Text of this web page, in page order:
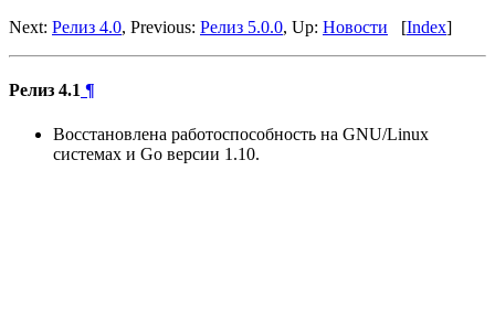
Next: Релиз 4.0, Previous: Релиз 5.0.0, Up: Новости [Index]
Релиз 4.1 ¶
Восстановлена работоспособность на GNU/Linux
системах и Go версии 1.10.